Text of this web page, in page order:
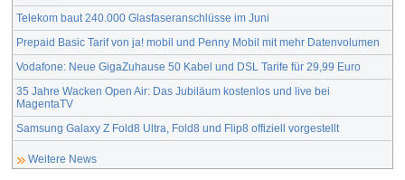
Telekom baut 240.000 Glasfaseranschlüsse im Juni
Prepaid Basic Tarif von ja! mobil und Penny Mobil mit mehr Datenvolumen
Vodafone: Neue GigaZuhause 50 Kabel und DSL Tarife für 29,99 Euro
35 Jahre Wacken Open Air: Das Jubiläum kostenlos und live bei
MagentaTV
Samsung Galaxy Z Fold8 Ultra, Fold8 und Flip8 offiziell vorgestellt
Weitere News